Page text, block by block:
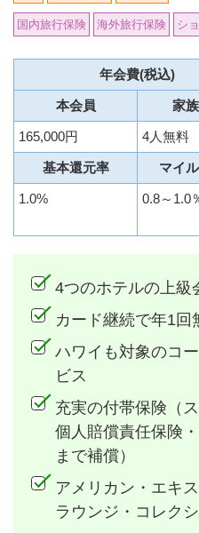
国内旅行保険 海外旅行保険 シ
年会費(税込)
本会員
家
165,000円 4人無料
基本還元率 マイ
1.0% 0.8～1.0
4つのホテルの上級
カード継続で年1回
ハワイも対象のコ
ビス
充実の付帯保険（
個人賠償責任保険
まで補償）
アメリカン・エキ
ラウンジ・コレク